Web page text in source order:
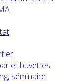
et buvettes
séminaire